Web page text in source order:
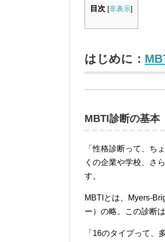
目次 [非表示]
はじめに：
MBTI診断の基本
「性格診断って、ち
くの企業や学校、さ
す。
MBTIとは、Myers-
ー）の略。この診断
「16のタイプって、